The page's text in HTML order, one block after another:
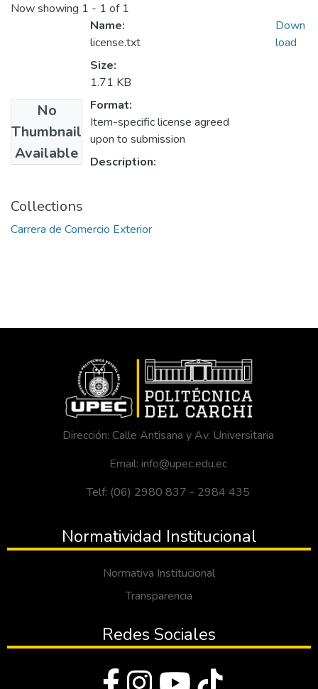
Now showing 1 - 1 of 1
No
Thumbnail
Available
Name:
license.txt
Size:
1.71 KB
Format:
Item-specific license agreed
upon to submission
Description:
Down
load
Collections
Carrera de Comercio Exterior
Dirección: Calle Antisana y Av. Universitaria
Email: info@upec.edu.ec
Telf: (06) 2980 837 - 2984 435
Normatividad Institucional
Normativa Institucional
Transparencia
Redes Sociales